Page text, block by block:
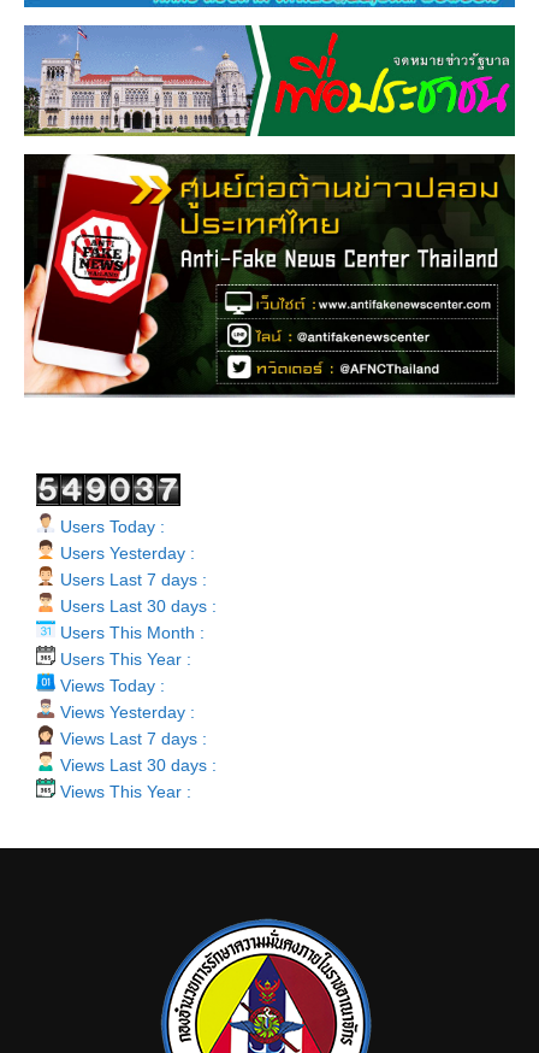
Users Today :
Users Yesterday :
Users Last 7 days :
Users Last 30 days :
Users This Month :
Users This Year :
Views Today :
Views Yesterday :
Views Last 7 days :
Views Last 30 days :
Views This Year :